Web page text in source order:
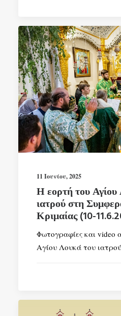
11 Ιουνίου, 2025
Η εορτή του
ιατρού στη
Κριμαίας (10-
Φωτογραφίες και video
Αγίου Λουκά του